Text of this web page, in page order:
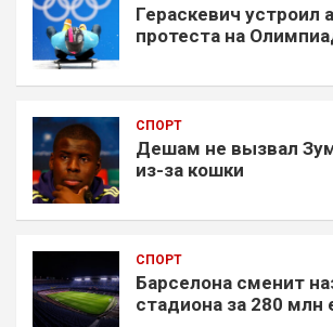
Гераскевич устроил
протеста на
СПОРТ
Дешам не вызвал
из-за кошки
СПОРТ
Барселона сменит
стадиона за 280 млн